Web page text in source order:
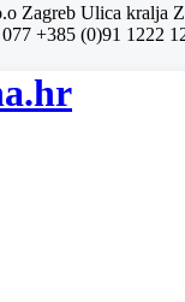
Zagreb Ulica kralja
+385 (0)91 1222